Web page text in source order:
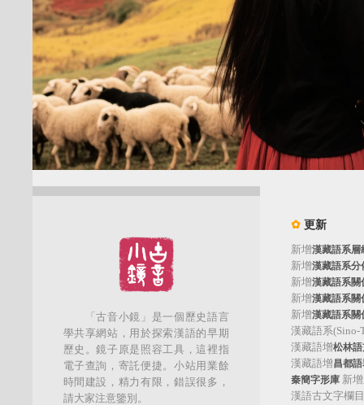
「古音小鏡」是一個歷史語言
學共享網站，用於探索漢語的早期
歷史。鏡子原是照容工具，這裡指
電子查詢，寄託便捷。小站用業餘
時間建設，精力有限，錯誤很多，
請大家注意鑒別。
✿ 更新
新增漢藏語系層
新增漢藏語系分
新增漢藏語系關
新增漢藏語系關
新增漢藏語系關
漢藏語系(Sino-
漢藏語增松林語
漢藏語增昌都語
秦簡字形庫新增
漢語古文字欄